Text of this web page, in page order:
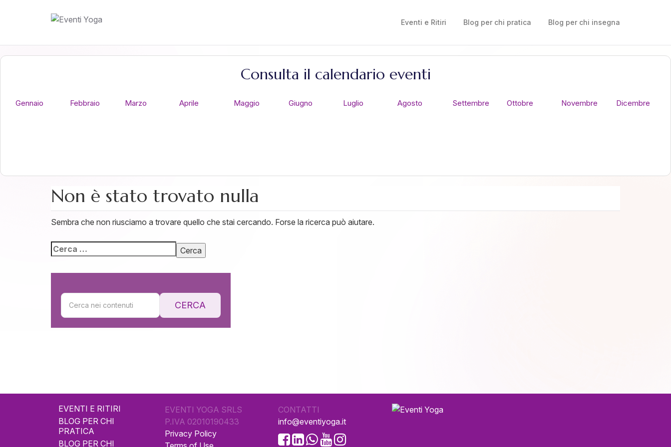
Eventi e Ritiri Blog per chi pratica Blog per chi insegna
Consulta il calendario eventi
Gennaio Febbraio Marzo Aprile Maggio Giugno Luglio Agosto Settembre Ottobre Novembre Dicembre
Non è stato trovato nulla
Sembra che non riusciamo a trovare quello che stai cercando. Forse la ricerca può aiutare.
CERCA
EVENTI E RITIRI
BLOG PER CHI
PRATICA
BLOG PER CHI
EVENTI YOGA SRLS
P.IVA 02010190433
Privacy Policy
CONTATTI
info@eventiyoga.it